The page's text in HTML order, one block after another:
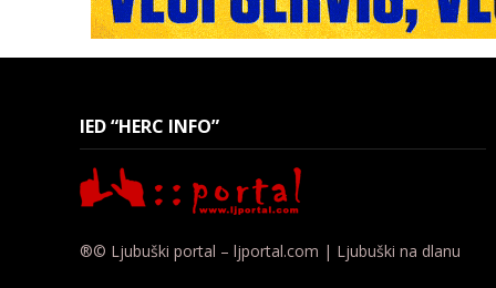
IED “HERC INFO”
®© Ljubuški portal – ljportal.com | Ljubuški na dlanu